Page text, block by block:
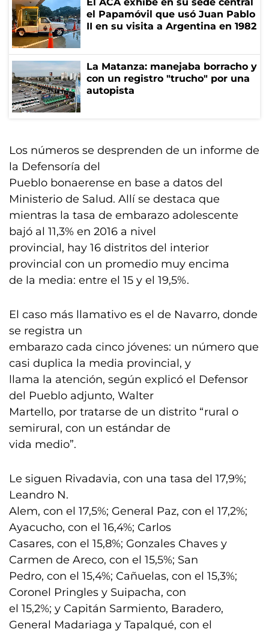
el Papamóvil que usó Juan Pablo
II en su visita a Argentina en 1982
La Matanza: manejaba borracho y
con un registro "trucho" por una
autopista
Los números se desprenden de un informe de
la Defensoría del
Pueblo bonaerense en base a datos del
Ministerio de Salud. Allí se destaca que
mientras la tasa de embarazo adolescente
bajó al 11,3% en 2016 a nivel
provincial, hay 16 distritos del interior
provincial con un promedio muy encima
de la media: entre el 15 y el 19,5%.
El caso más llamativo es el de Navarro, donde
se registra un
embarazo cada cinco jóvenes: un número que
casi duplica la media provincial, y
llama la atención, según explicó el Defensor
del Pueblo adjunto, Walter
Martello, por tratarse de un distrito “rural o
semirural, con un estándar de
vida medio”.
Le siguen Rivadavia, con una tasa del 17,9%;
Leandro N.
Alem, con el 17,5%; General Paz, con el 17,2%;
Ayacucho, con el 16,4%; Carlos
Casares, con el 15,8%; Gonzales Chaves y
Carmen de Areco, con el 15,5%; San
Pedro, con el 15,4%; Cañuelas, con el 15,3%;
Coronel Pringles y Suipacha, con
el 15,2%; y Capitán Sarmiento, Baradero,
General Madariaga y Tapalqué, con el